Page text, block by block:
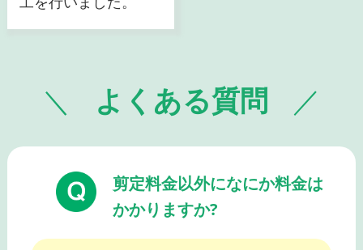
よくある質問
剪定料金以外になにか料金は
かかりますか?